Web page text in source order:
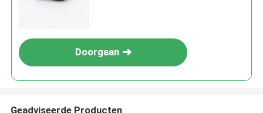
Doorgaan
Geadviseerde Producten